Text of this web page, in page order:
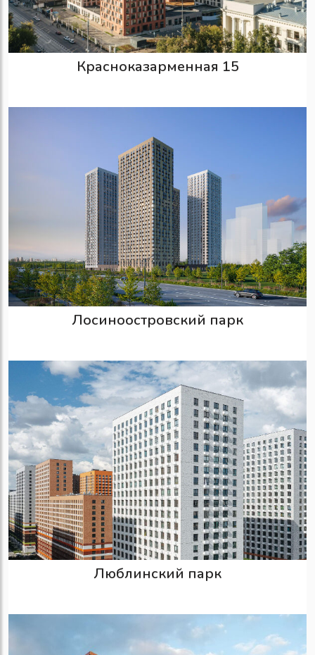
Красноказарменная 15
Лосиноостровский парк
Люблинский парк